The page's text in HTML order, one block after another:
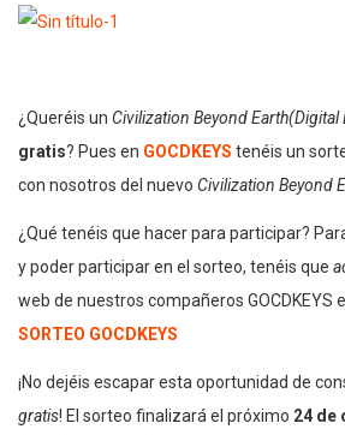
¿Queréis un Civilization Beyond Earth(Digital
gratis? Pues en GOCDKEYS tenéis un
con nosotros del nuevo Civilization Beyond
¿Qué tenéis que hacer para participar?
y poder participar en el sorteo, tenéis que
web de nuestros compañeros GOCDKEYS
SORTEO GOCDKEYS
¡No dejéis escapar esta oportunidad de
gratis! El sorteo finalizará el próximo 24 de